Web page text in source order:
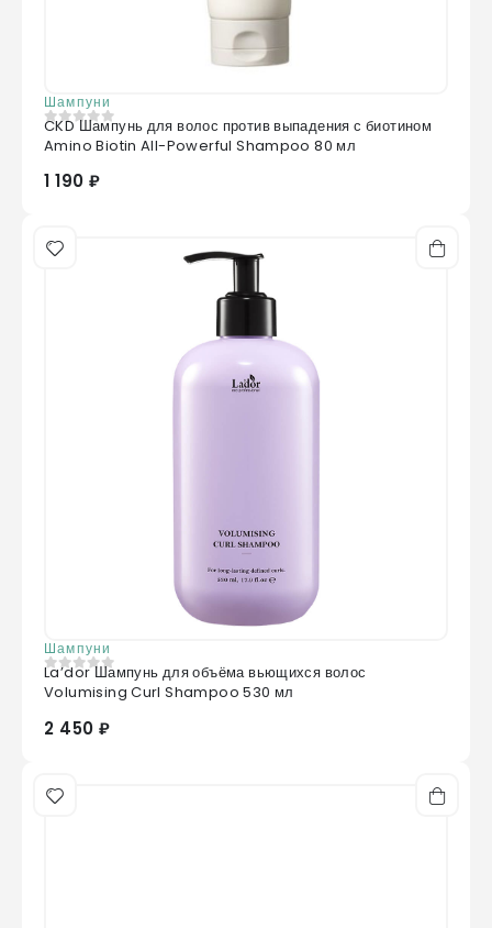
Шампуни
0из 5
CKD Шампунь для волос против выпадения с биотином
Amino Biotin All-Powerful Shampoo 80 мл
1 190 ₽
Шампуни
0из 5
La’dor Шампунь для объёма вьющихся волос
Volumising Curl Shampoo 530 мл
2 450 ₽